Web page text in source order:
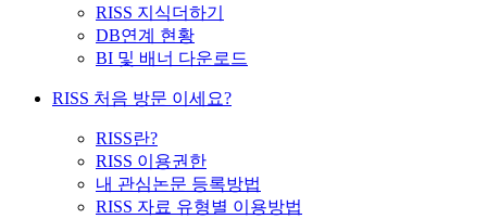
RISS 지식더하기
DB연계 현황
BI 및 배너 다운로드
RISS 처음 방문 이세요?
RISS란?
RISS 이용권한
내 관심논문 등록방법
RISS 자료 유형별 이용방법